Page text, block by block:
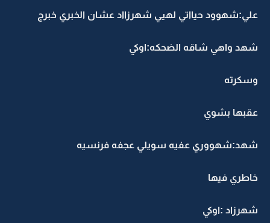
علي:شهوود حيااتي لهيي شهرزااد عشان الخبري خبرج
شهد واهي شاقه الضحكه:اوكي
وسكرته
عقبها بشوي
شهد:شهووري عفيه سويلي عجفه فرنسيه
خاطري فيها
شهرزاد :اوكي